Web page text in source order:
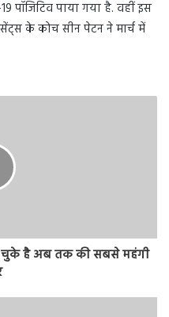
पॉजिटिव पाया गया है. वहीं इस
के कोच सीन पेटन ने मार्च में
चुके है अब तक की सबसे महंगी